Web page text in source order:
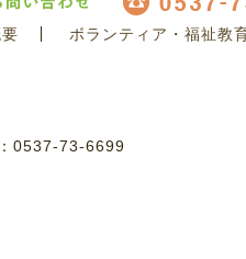
ボランティア・福祉教
0537-73-6699